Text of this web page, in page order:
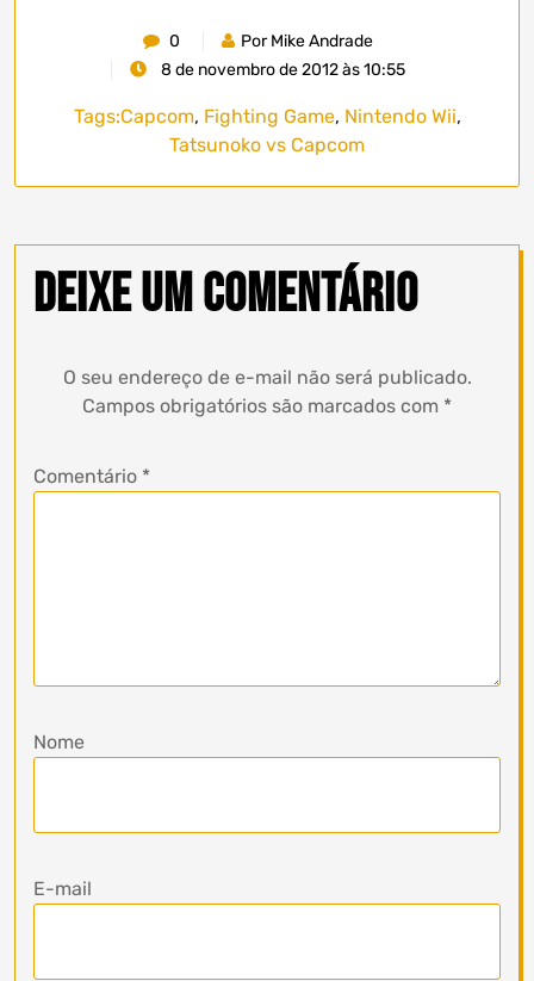
0
Por Mike Andrade
8 de novembro de 2012 às 10:55
Tags:Capcom, Fighting Game, Nintendo Wii,
Tatsunoko vs Capcom
Deixe um comentário
O seu endereço de e-mail não será publicado.
Campos obrigatórios são marcados com *
Comentário *
Nome
E-mail